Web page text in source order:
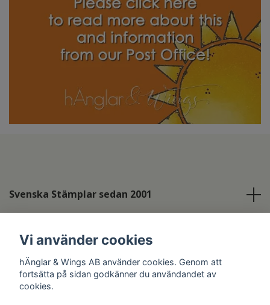
Svenska Stämplar sedan 2001
Sociala medier
Vi använder cookies
hÄnglar & Wings AB använder cookies. Genom att
fortsätta på sidan godkänner du användandet av
cookies.